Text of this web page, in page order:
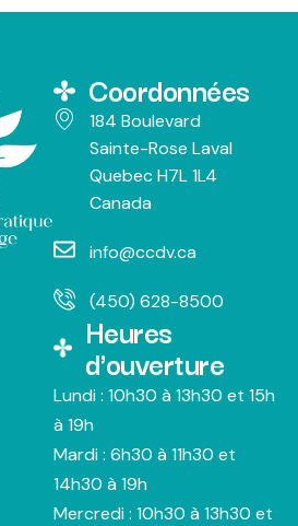
Coordonnées
184 Boulevard
Sainte-Rose Laval
Quebec H7L 1L4
Canada
info@ccdv.ca
(450) 628-8500
Heures
d'ouverture
Lundi : 10h30 à 13h30 et 15h
à 19h
Mardi : 6h30 à 11h30 et
14h30 à 19h
Mercredi : 10h30 à 13h30 et